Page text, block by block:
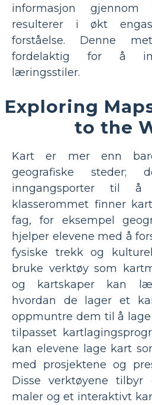
informasjon
resulterer i økt
forståelse. Denne
fordelaktig for å
læringsstiler.
Exploring
to the
Kart er mer enn
geografiske steder;
inngangsporter til
klasserommet finner
fag, for eksempel
hjelper elevene med å
fysiske trekk og
bruke verktøy som
og kartskaper kan
hvordan de lager et
oppmuntre dem til å
tilpasset
kan elevene lage kart
med prosjektene og
Disse verktøyene
maler og et interaktivt